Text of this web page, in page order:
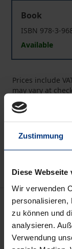
Zustimmung
Diese Webseite
Wir verwenden
personalisieren,
zu können und
analysieren.
Verwendung
Book
ISBN 978-3-
Available
Prices include
may vary at
Add to Wish
Delivery cost
Description
Die
zwischen dem